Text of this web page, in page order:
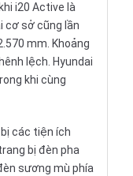
i20 Active là
cơ sở cũng lần
mm. Khoảng
lệch. Hyundai
khi cùng
các tiện ích
bị đèn pha
sương mù phía